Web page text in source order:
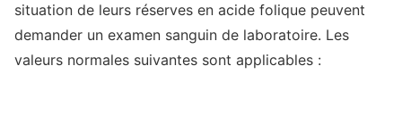
situation de leurs réserves en acide folique peuvent
demander un examen sanguin de laboratoire. Les
valeurs normales suivantes sont applicables :